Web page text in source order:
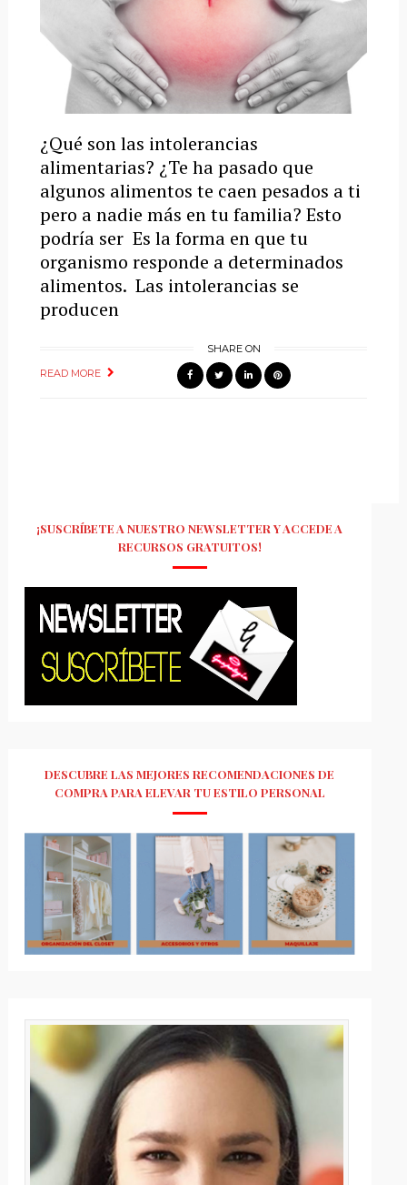
¿Qué son las intolerancias
alimentarias? ¿Te ha pasado que
algunos alimentos te caen pesados a ti
pero a nadie más en tu familia? Esto
podría ser Es la forma en que tu
organismo responde a determinados
alimentos. Las intolerancias se
producen
READ MORE
SHARE ON
¡SUSCRÍBETE A NUESTRO NEWSLETTER Y ACCEDE A
RECURSOS GRATUITOS!
DESCUBRE LAS MEJORES RECOMENDACIONES DE
COMPRA PARA ELEVAR TU ESTILO PERSONAL